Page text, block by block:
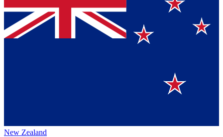
New Zealand